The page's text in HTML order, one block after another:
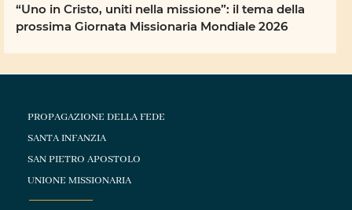
“Uno in Cristo, uniti nella missione”: il tema della
prossima Giornata Missionaria Mondiale 2026
PROPAGAZIONE DELLA FEDE
SANTA INFANZIA
SAN PIETRO APOSTOLO
UNIONE MISSIONARIA